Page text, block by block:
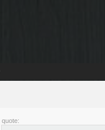
quote: